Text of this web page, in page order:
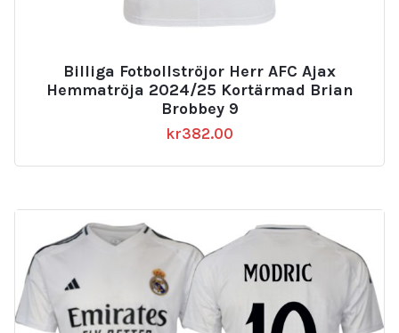
Billiga Fotbollströjor Herr AFC Ajax
Hemmatröja 2024/25 Kortärmad Brian
Brobbey 9
kr382.00